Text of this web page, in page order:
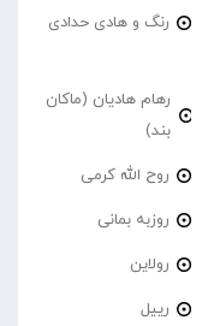
رنگ و هادی حدادی
رهام هادیان (ماکان
بند)
روح الله کرمی
روزبه بمانی
رولاین
رییل